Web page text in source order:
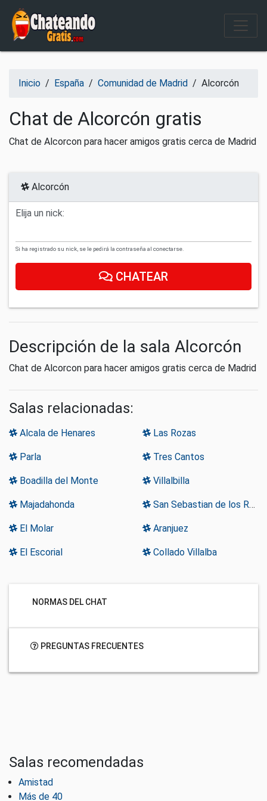
Salir del contenido
Inicio / España / Comunidad de Madrid / Alcorcón
Chat de Alcorcón gratis
Chat de Alcorcon para hacer amigos gratis cerca de Madrid
Alcorcón
Elija un nick:
Si ha registrado su nick, se le pedirá la contraseña al conectarse.
CHATEAR
Descripción de la sala Alcorcón
Chat de Alcorcon para hacer amigos gratis cerca de Madrid
Salas relacionadas:
Alcala de Henares Las Rozas
Parla Tres Cantos
Boadilla del Monte Villalbilla
Majadahonda San Sebastian de los Reyes
El Molar Aranjuez
El Escorial Collado Villalba
NORMAS DEL CHAT
PREGUNTAS FRECUENTES
Salas recomendadas
Amistad
Más de 40